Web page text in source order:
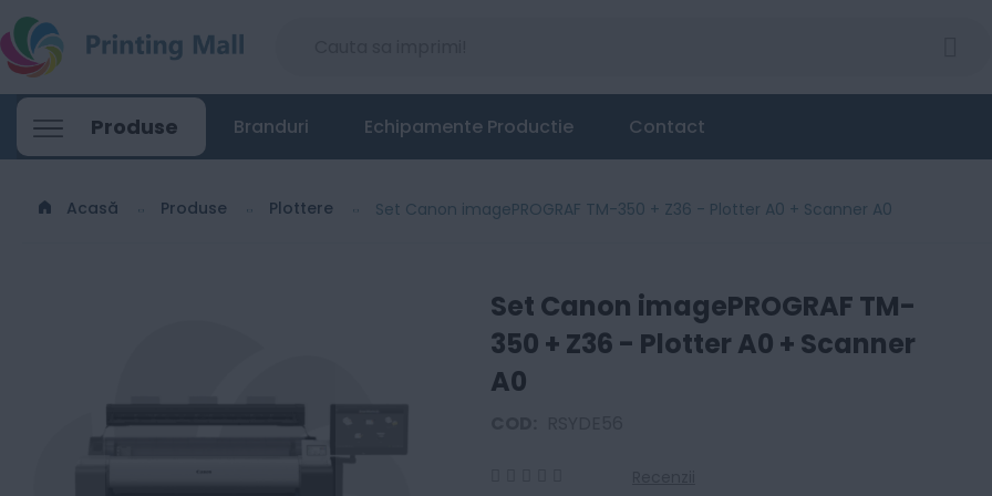
Produse Branduri Echipamente Productie Contact
Acasă Produse Plottere Set Canon imagePROGRAF TM-350 + Z36 - Plotter A0 + Scanner A0
Set Canon imagePROGRAF TM-
350 + Z36 - Plotter A0 + Scanner
A0
Set Canon imagePROGRAF TM-350 + Z36 - Plotter A0 + Scanner A0
25550 00Lei